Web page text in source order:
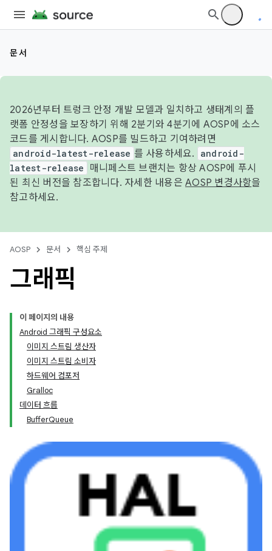
문서
2026년부터 트렁크 안정 개발 모델과 일치하고 생태계의 플
랫폼 안정성을 보장하기 위해 2분기와 4분기에 AOSP에 소스
코드를 게시합니다. AOSP를 빌드하고 기여하려면
android-latest-release 를 사용하세요.
android-
latest-release
매니페스트 브랜치는 항상 AOSP에 푸시
된 최신 버전을 참조합니다. 자세한 내용은 AOSP 변경사항을
참고하세요.
AOSP 문서 핵심 주제
그래픽
이 페이지의 내용
Android 그래픽 구성요소
이미지 스트림 생산자
이미지 스트림 소비자
하드웨어 컴포저
Gralloc
데이터 흐름
BufferQueue